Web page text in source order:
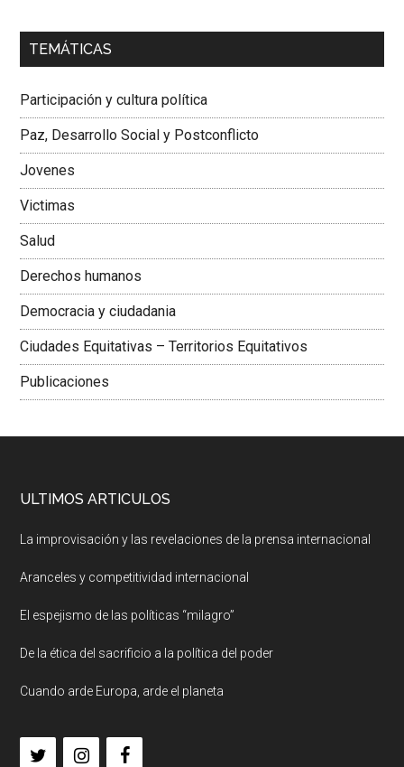
00:00 01:04
Dra. Carolina Corcho Mejía,Presidenta Corporación
Colombiana
TEMÁTICAS
Participación y cultura política
Paz, Desarrollo Social y Postconflicto
Jovenes
Victimas
Salud
Derechos humanos
Democracia y ciudadania
Ciudades Equitativas – Territorios Equitativos
Publicaciones
ULTIMOS ARTICULOS
La improvisación y las revelaciones de la prensa internacional
Aranceles y competitividad internacional
El espejismo de las políticas “milagro”
De la ética del sacrificio a la política del poder
Cuando arde Europa, arde el planeta